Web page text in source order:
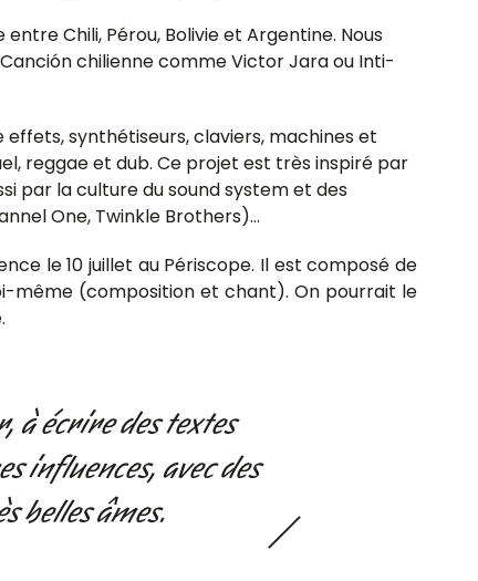
Chili, Pérou, Bolivie et Argentine. Nous
chilienne comme Victor Jara ou Inti-
synthétiseurs, claviers, machines et
reggae et dub. Ce projet est très inspiré par
par la culture du sound system et des
One, Twinkle Brothers)…
le 10 juillet au Périscope. Il est composé de
même (composition et chant). On pourrait le
à écrire des textes
influences, avec des
belles âmes.